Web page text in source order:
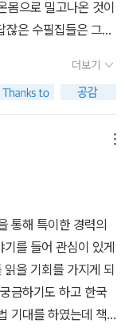
나를 위로한다. 궁리
글 짓기 대회에서 장
도 했지만 그건 어찌
을 나타내기 시작할
발로 뛰는 작가는 그
대한 결과물로 소설
. 또 그렇지 않으
낼 거라고. 그것도
그래서 머리와 가슴
는다. 작가 한창훈은
아니 궁리 끝에 작가
써서 벌어 먹고 사는
배운 적 없는 사람이
상금에 눈을 돌렸던
과 감동을 주는 글에
을 주었듯 삶을 쓰는
다르지 않다. 가족과
아끼고 있다는 게 보
르는 주문과도 같다.
불편에서 해방되는
앞으로는 더 잘 될
도 상관없다. 만세를
지 않아 그녀의 웃음
쪽) 한창훈과 바다
파도 소리가 나는 건
지고, 운동회의 쪽지
창피함이 들었다. 직
대화는 단 하나의 직
심스러웠고, 막걸리
는 작가의 소설은 그
이다. 그리고 작가 자
도 등장 할 것이다. 작
과 공간을 같이 공유
있을 것이다. 제대로
소되는 것이 아니라
사람들의 이야기로
있고, 세 번째는 같
몸으로 밀고나온 것이
은 수필집들은 그저
것을 생각해 냈다거
인물이 등장한다.
개그 드립 작렬이
창가에서 향긋한 커피
않도록 조심할 것
민중의 삶을 보여
>를 담아 낸다.그러
도.절해 고도에서 나
정신의 진물로 반죽
다'적막을 맞대면한다
육지로 나간 다음,간
스로의 삶을 돌아볼
더보기
통해 특이한 경력의
를 들어 관심이 있게
을 기회를 가지게 되
금하기도 하고 한국
기대를 하였는데 책